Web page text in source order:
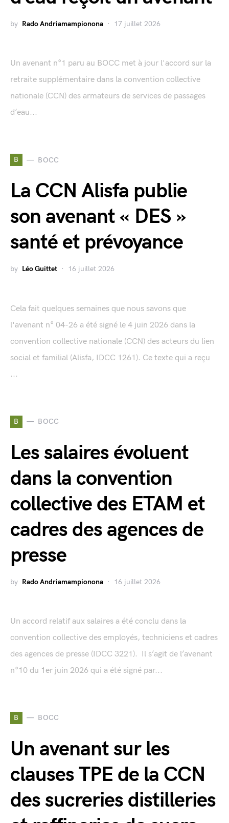
by Rado Andriamampionona 17 juillet 2026
Un avenant n°1 paru au BOCC met à jour l'accord sur la
retraite supplémentaire dans la convention collective
nationale (CCN) des armateurs de services de passages
d’eau...
B BOCC
La CCN Alisfa publie
son avenant « DES »
santé et prévoyance
by Léo Guittet 16 juillet 2026
Cela fait quelques semaines que nous savons que
l'avenant n° 04-26 a été signé le 4 juin 2026 dans la
convention collective nationale (CCN) des acteurs du lien
social et familial (Alisfa, IDCC 1261). Ce texte qui a reçu
...
B BOCC
Les salaires évoluent
dans la convention
collective des ETAM et
cadres des agences de
presse
by Rado Andriamampionona 16 juillet 2026
Un accord relatif aux salaires a été conclu dans la
convention collective des employés, techniciens et cadres
des agences de presse (IDCC 3221). Il s’agit de l’avenant
n°10 du 1er juin 2026 qui a été signé par...
B BOCC
Un avenant sur les
clauses TPE de la CCN
des sucreries distilleries